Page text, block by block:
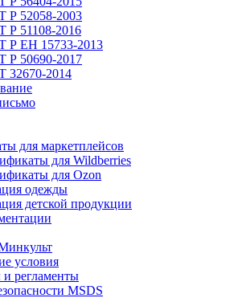
Р 52058-2003
Р 51108-2016
Р ЕН 15733-2013
Р 50690-2017
32670-2014
для маркетплейсов
для Wildberries
для Ozon
одежды
детской продукции
условия
регламенты
MSDS